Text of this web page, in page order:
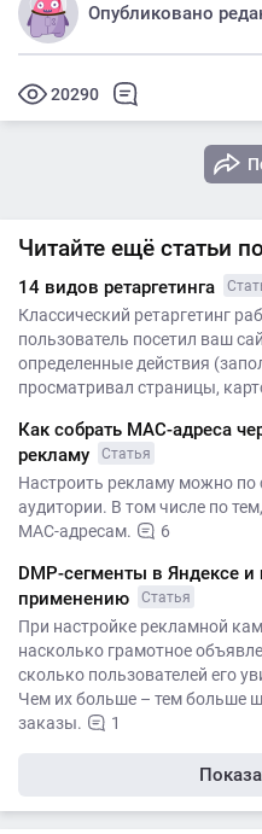
Опубликовано
20290
Читайте ещё статьи
14 видов ретаргетинга
Классический ретаргетинг
пользователь посетил ваш
определенные действия
просматривал страницы,
Как собрать MAC-адреса
рекламу
Статья
Настроить рекламу можно
аудитории. В том числе по
MAC-адресам.
6
DMP-сегменты в Яндексе и
применению
Статья
При настройке рекламной
насколько грамотное
сколько пользователей его
Чем их больше – тем больше
заказы.
1